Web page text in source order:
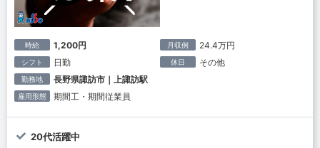
時給 1,200円 月収例 24.4万円
シフト 日勤 休日 その他
勤務地 長野県諏訪市｜上諏訪駅
雇用形態 期間工・期間従業員
20代活躍中